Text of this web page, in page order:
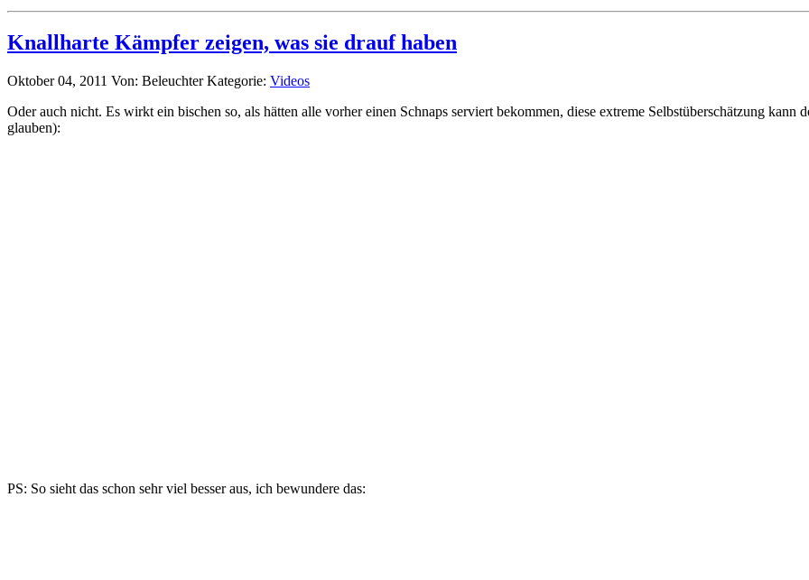
Knallharte Kämpfer zeigen, was sie drauf haben
Oktober 04, 2011 Von: BeleuchterKategorie: Videos
Oder auch nicht. Es wirkt ein bischen so, als hätten alle vorher einen Schnaps serviert bekommen, diese extreme Selbstüberschätzung
glauben):
PS: So sieht das schon sehr viel besser aus, ich bewundere das: